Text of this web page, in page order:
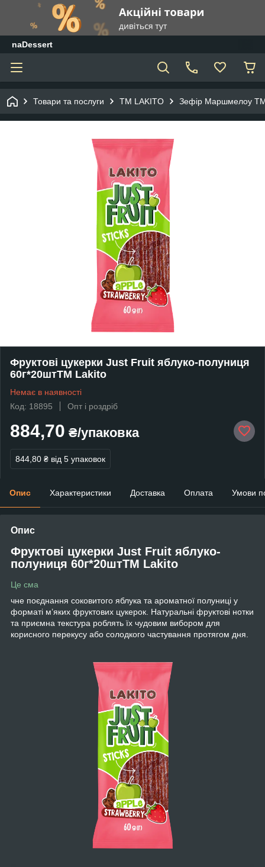
naDessert
Товари та послуги ТМ LAKITO Зефір Маршмелоу
Фруктові цукерки Just Fruit яблуко-полуниця
60г*20штТМ Lakito
Немає в наявності
Код: 18895
Опт і роздріб
884,70 ₴/упаковка
844,80 ₴ від 5 упаковок
Опис Характеристики Доставка Оплата Умови
Опис
Фруктові цукерки Just Fruit яблуко-
полуниця 60г*20штТМ Lakito
Це сма
чне поєднання соковитого яблука та ароматної полуниці у
форматі м’яких фруктових цукерок. Натуральні фруктові нотки
та приємна текстура роблять їх чудовим вибором для
корисного перекусу або солодкого частування протягом дня.